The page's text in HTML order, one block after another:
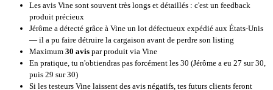
Les avis Vine sont souvent très longs et détaillés : c'est un feedback
produit précieux
Jérôme a détecté grâce à Vine un lot défectueux expédié aux États-Unis
— il a pu faire détruire la cargaison avant de perdre son listing
Maximum 30 avis par produit via Vine
En pratique, tu n'obtiendras pas forcément les 30 (Jérôme a eu 27 sur 30,
puis 29 sur 30)
Si les testeurs Vine laissent des avis négatifs, tes futurs clients feront